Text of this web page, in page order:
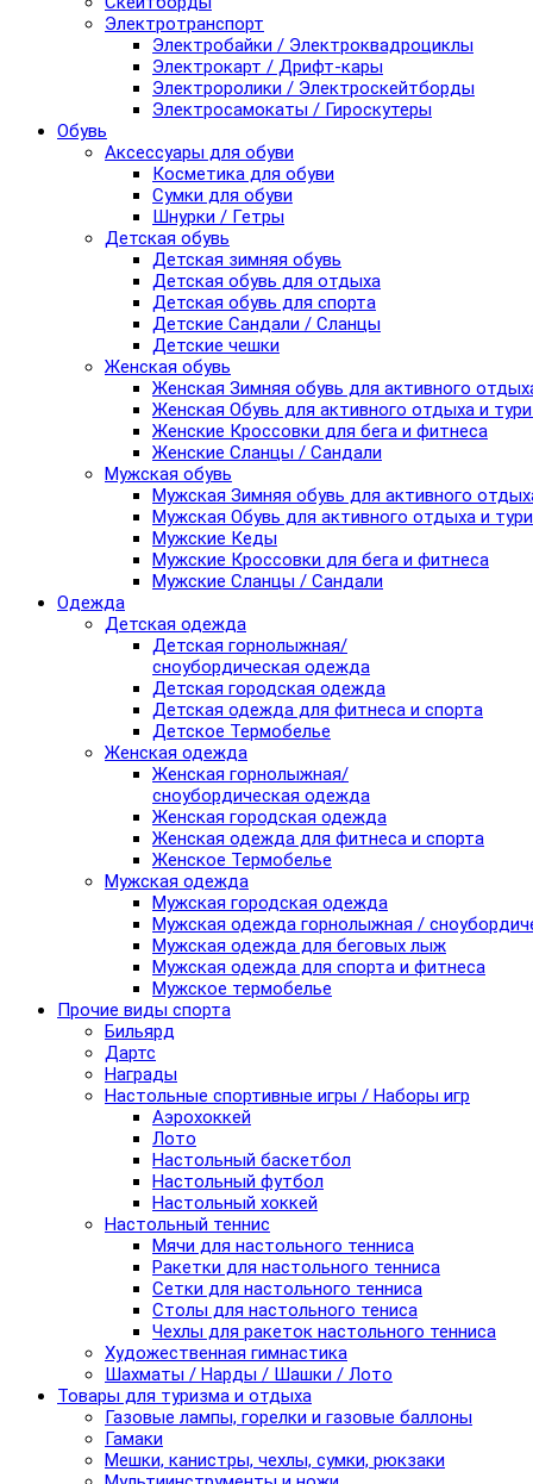
Электротранспорт
Электробайки / Электроквадроциклы
Электрокарт / Дрифт-кары
Электроролики / Электроскейтборды
Электросамокаты / Гироскутеры
Обувь
Аксессуары для обуви
Косметика для обуви
Сумки для обуви
Шнурки / Гетры
Детская обувь
Детская зимняя обувь
Детская обувь для отдыха
Детская обувь для спорта
Детские Сандали / Сланцы
Детские чешки
Женская обувь
Женская Зимняя обувь для активного
Женская Обувь для активного отдыха и
Женские Кроссовки для бега и фитнеса
Женские Сланцы / Сандали
Мужская обувь
Мужская Зимняя обувь для активного
Мужская Обувь для активного отдыха и
Мужские Кеды
Мужские Кроссовки для бега и фитнеса
Мужские Сланцы / Сандали
Одежда
Детская одежда
Детская горнолыжная/
сноубордическая одежда
Детская городская одежда
Детская одежда для фитнеса и спорта
Детское Термобелье
Женская одежда
Женская горнолыжная/
сноубордическая одежда
Женская городская одежда
Женская одежда для фитнеса и спорта
Женское Термобелье
Мужская одежда
Мужская городская одежда
Мужская одежда горнолыжная /
Мужская одежда для беговых лыж
Мужская одежда для спорта и фитнеса
Мужское термобелье
Прочие виды спорта
Бильярд
Дартс
Награды
Настольные спортивные игры / Наборы игр
Аэрохоккей
Лото
Настольный баскетбол
Настольный футбол
Настольный хоккей
Настольный теннис
Мячи для настольного тенниса
Ракетки для настольного тенниса
Сетки для настольного тенниса
Столы для настольного тениса
Чехлы для ракеток настольного тенниса
Художественная гимнастика
Шахматы / Нарды / Шашки / Лото
Товары для туризма и отдыха
Газовые лампы, горелки и газовые баллоны
Гамаки
Мешки, канистры, чехлы, сумки, рюкзаки